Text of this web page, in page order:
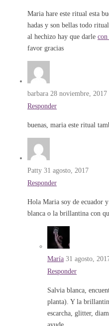
Maria hare este ritual esta
hadas y son bellas todo
al hechizo hay que darle con
favor gracias
barbara 28 noviembre, 2017
Responder
buenas, maria este ritual
Patty 31 agosto, 2017
Responder
Hola Maria soy de ecuador
blanca o la brillantina con
María 31 agosto,
Responder
Salvia blanca,
planta). Y la
escarcha, glitter,